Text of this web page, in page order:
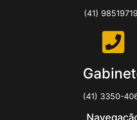
(41)
(41) 3350-